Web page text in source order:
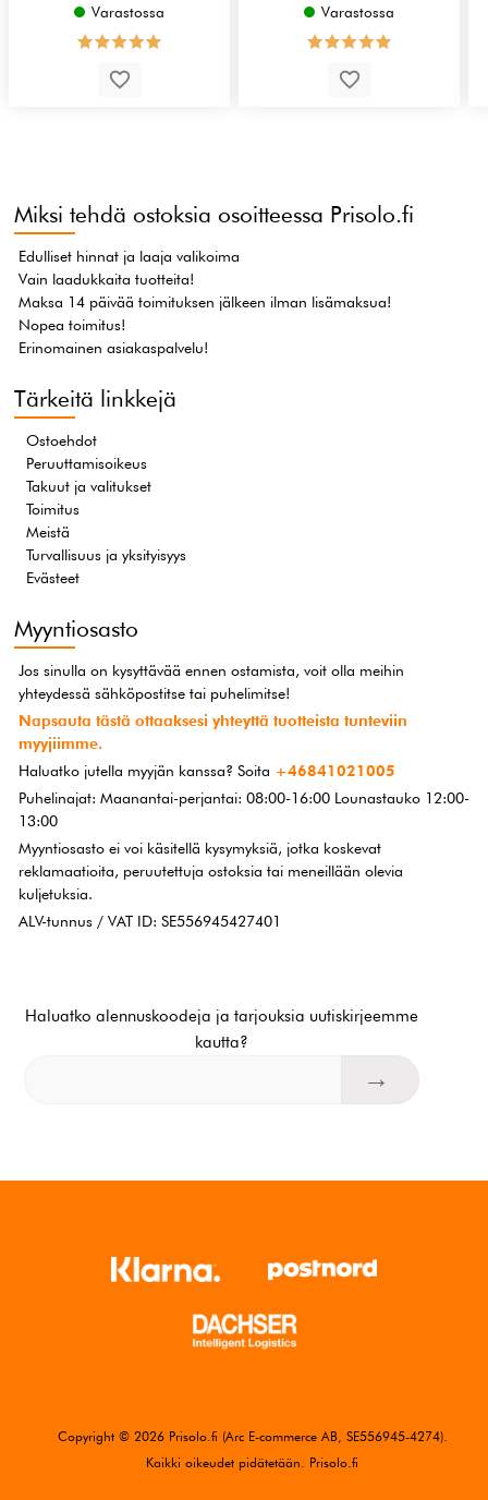
Varastossa Varastossa
Miksi tehdä ostoksia osoitteessa Prisolo.fi
Edulliset hinnat ja laaja valikoima
Vain laadukkaita tuotteita!
Maksa 14 päivää toimituksen jälkeen ilman lisämaksua!
Nopea toimitus!
Erinomainen asiakaspalvelu!
Tärkeitä linkkejä
Ostoehdot
Peruuttamisoikeus
Takuut ja valitukset
Toimitus
Meistä
Turvallisuus ja yksityisyys
Evästeet
Myyntiosasto
Jos sinulla on kysyttävää ennen ostamista, voit olla meihin
yhteydessä sähköpostitse tai puhelimitse!
Napsauta tästä ottaaksesi yhteyttä tuotteista tunteviin
myyjiimme.
Haluatko jutella myyjän kanssa? Soita +46841021005
Puhelinajat: Maanantai-perjantai: 08:00-16:00 Lounastauko 12:00-
13:00
Myyntiosasto ei voi käsitellä kysymyksiä, jotka koskevat
reklamaatioita, peruutettuja ostoksia tai meneillään olevia
kuljetuksia.
ALV-tunnus / VAT ID: SE556945427401
Haluatko alennuskoodeja ja tarjouksia uutiskirjeemme
kautta?
Copyright © 2026 Prisolo.fi (Arc E-commerce AB, SE556945-4274).
Kaikki oikeudet pidätetään. Prisolo.fi